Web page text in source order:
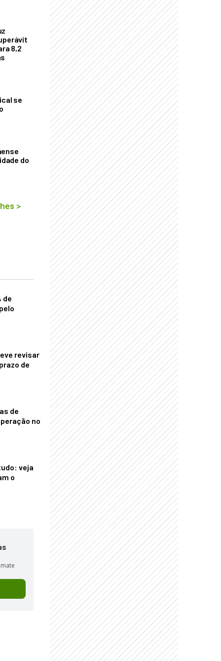
8,2
se
do
>
de
revisar
de
de
no
veja
o